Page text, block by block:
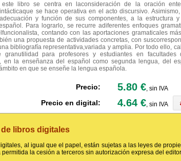
libro se centra en laconsideración de la oración
se hace operativa en el acto discursivo.
y función de sus componentes, a la estructura
Para lograrlo, se recurre adiferentes enfoques
contando con las aportaciones gramaticales
una propuesta de actividades concretas, con
bibliografía representativa,variada y amplia. Por todo ello,
granutilidad para profesores y estudiantes en facultades
en la enseñanza del español como segunda lengua, del
en que se enseñe la lengua española.
Precio: 5.80 €, sin IVA
Precio en digital: 4.64 €, sin IVA
libros digitales
al igual que el papel, están sujetas a las leyes de
permitida la cesión a terceros sin autorización expresa del editor.